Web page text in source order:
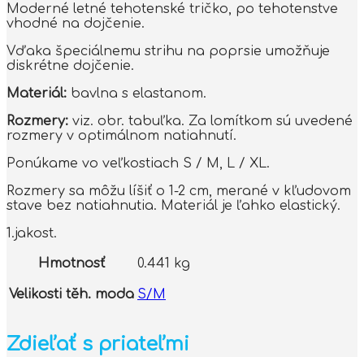
Moderné letné tehotenské tričko, po tehotenstve
vhodné na dojčenie.
Vďaka špeciálnemu strihu na poprsie umožňuje
diskrétne dojčenie.
Materiál: bavlna s elastanom.
Rozmery: viz. obr. tabuľka. Za lomítkom sú uvedené
rozmery v optimálnom natiahnutí.
Ponúkame vo veľkostiach S / M, L / XL.
Rozmery sa môžu líšiť o 1-2 cm, merané v kľudovom
stave bez natiahnutia. Materiál je ľahko elastický.
1.jakost.
Hmotnosť 0.441 kg
Velikosti těh. moda S/M
Zdieľať s priateľmi